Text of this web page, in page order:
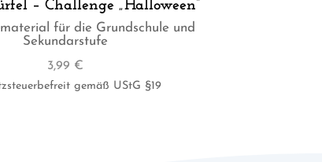
– Challenge „Halloween“
für die Grundschule und
Sekundarstufe
3,99 €
gemäß UStG §19